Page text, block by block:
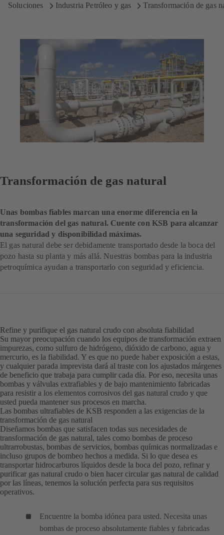
Soluciones
Industria Petróleo y gas Transformación de gas
Transformación de gas natural
Unas bombas fiables marcan una enorme diferencia en la
transformación del gas natural. Cuente con KSB para alcanzar
una seguridad y disponibilidad máximas.
El gas natural debe ser debidamente transportado desde la boca del
pozo hasta su planta y más allá. Nuestras bombas para la industria
petroquímica ayudan a transportarlo con seguridad y eficiencia.
Refine y purifique el gas natural crudo con absoluta fiabilidad
Su mayor preocupación cuando los equipos de transformación extraen
impurezas, como sulfuro de hidrógeno, dióxido de carbono, agua y
mercurio, es la fiabilidad. Y es que no puede haber exposición a estas,
y cualquier parada imprevista dará al traste con los ajustados márgenes
de beneficio que trabaja para cumplir cada día. Por eso, necesita unas
bombas y válvulas extrafiables y de bajo mantenimiento fabricadas
para resistir a los elementos corrosivos del gas natural crudo y que
usted pueda mantener sus procesos en marcha.
Las bombas ultrafiables de KSB responden a las exigencias de la
transformación de gas natural
Diseñamos bombas que satisfacen todas sus necesidades de
transformación de gas natural, tales como bombas de proceso
ultrarrobustas, bombas de servicios, bombas químicas normalizadas e
incluso grupos de bombeo hechos a medida. Si lo que desea es
transportar hidrocarburos líquidos desde la boca del pozo, refinar y
purificar gas natural crudo o bien hacer circular gas natural de calidad
por las líneas, tenemos la solución perfecta para sus requisitos
operativos.
Encuentre la bomba idónea para usted. Necesita unas
bombas de proceso absolutamente fiables y fabricadas